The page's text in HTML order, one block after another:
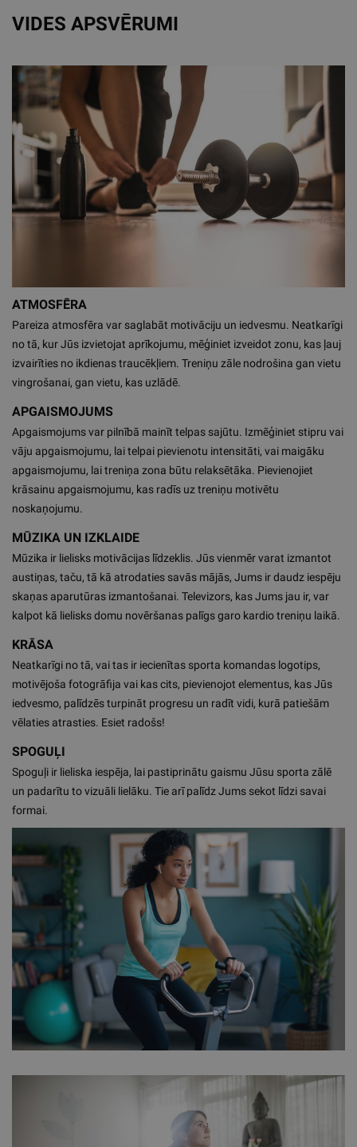
VIDES APSVĒRUMI
ATMOSFĒRA
Pareiza atmosfēra var saglabāt motivāciju un iedvesmu. Neatkarīgi
no tā, kur Jūs izvietojat aprīkojumu, mēģiniet izveidot zonu, kas ļauj
izvairīties no ikdienas traucēkļiem. Treniņu zāle nodrošina gan vietu
vingrošanai, gan vietu, kas uzlādē.
APGAISMOJUMS
Apgaismojums var pilnībā mainīt telpas sajūtu. Izmēģiniet stipru vai
vāju apgaismojumu, lai telpai pievienotu intensitāti, vai maigāku
apgaismojumu, lai treniņa zona būtu relaksētāka. Pievienojiet
krāsainu apgaismojumu, kas radīs uz treniņu motivētu
noskaņojumu.
MŪZIKA UN IZKLAIDE
Mūzika ir lielisks motivācijas līdzeklis. Jūs vienmēr varat izmantot
austiņas, taču, tā kā atrodaties savās mājās, Jums ir daudz iespēju
skaņas aparutūras izmantošanai. Televizors, kas Jums jau ir, var
kalpot kā lielisks domu novēršanas palīgs garo kardio treniņu laikā.
KRĀSA
Neatkarīgi no tā, vai tas ir iecienītas sporta komandas logotips,
motivējoša fotogrāfija vai kas cits, pievienojot elementus, kas Jūs
iedvesmo, palīdzēs turpināt progresu un radīt vidi, kurā patiešām
vēlaties atrasties. Esiet radošs!
SPOGUĻI
Spoguļi ir lieliska iespēja, lai pastiprinātu gaismu Jūsu sporta zālē
un padarītu to vizuāli lielāku. Tie arī palīdz Jums sekot līdzi savai
formai.